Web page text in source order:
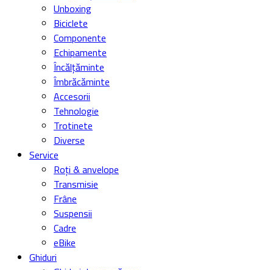
Unboxing
Biciclete
Componente
Echipamente
Încălțăminte
Îmbrăcăminte
Accesorii
Tehnologie
Trotinete
Diverse
Service
Roți & anvelope
Transmisie
Frâne
Suspensii
Cadre
eBike
Ghiduri